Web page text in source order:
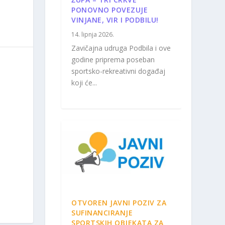
PONOVNO POVEZUJE
VINJANE, VIR I PODBILU!
14. lipnja 2026.
Zavičajna udruga Podbila i ove
godine priprema poseban
sportsko-rekreativni događaj
koji će...
OTVOREN JAVNI POZIV ZA
SUFINANCIRANJE
SPORTSKIH OBJEKATA ZA